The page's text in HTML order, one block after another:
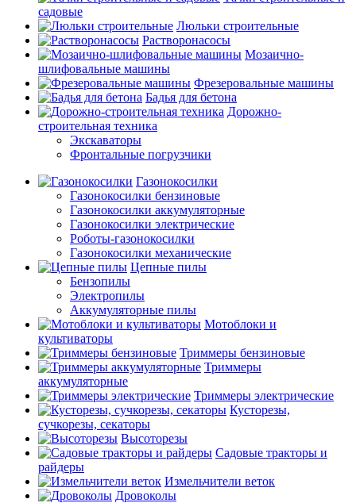
садовые
Люльки строительные
Растворонасосы
Мозаично-
шлифовальные машины
Фрезеровальные машины
Бадья для бетона
Дорожно-
строительная техника
Экскаваторы
Фронтальные погрузчики
Газонокосилки
Газонокосилки бензиновые
Газонокосилки аккумуляторные
Газонокосилки электрические
Роботы-газонокосилки
Газонокосилки механические
Цепные пилы
Бензопилы
Электропилы
Аккумуляторные пилы
Мотоблоки и
культиваторы
Триммеры бензиновые
Триммеры
аккумуляторные
Триммеры электрические
Кусторезы,
сучкорезы, секаторы
Высоторезы
Садовые тракторы и
райдеры
Измельчители веток
Дровоколы